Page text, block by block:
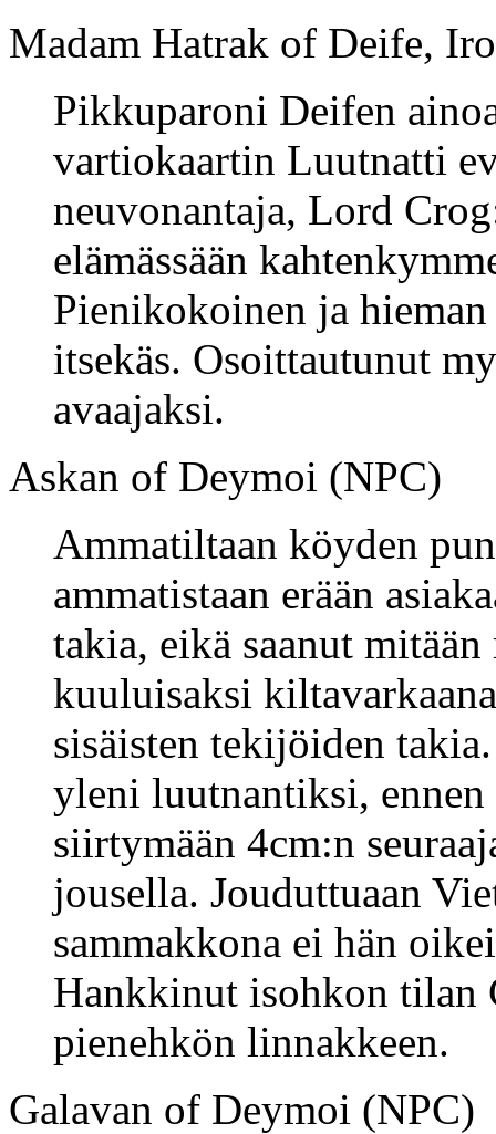
Madam Hatrak of Deife,
Pikkuparoni Deifen
vartiokaartin Luutnatti
neuvonantaja, Lord
elämässään
Pienikokoinen ja
itsekäs. Osoittautunut
avaajaksi.
Askan of Deymoi (NPC)
Ammatiltaan köyden
ammatistaan erään
takia, eikä saanut
kuuluisaksi
sisäisten tekijöiden
yleni luutnantiksi,
siirtymään 4cm:n
jousella. Jouduttuaan
sammakkona ei hän
Hankkinut isohkon tilan
pienehkön linnakkeen.
Galavan of Deymoi (NPC)